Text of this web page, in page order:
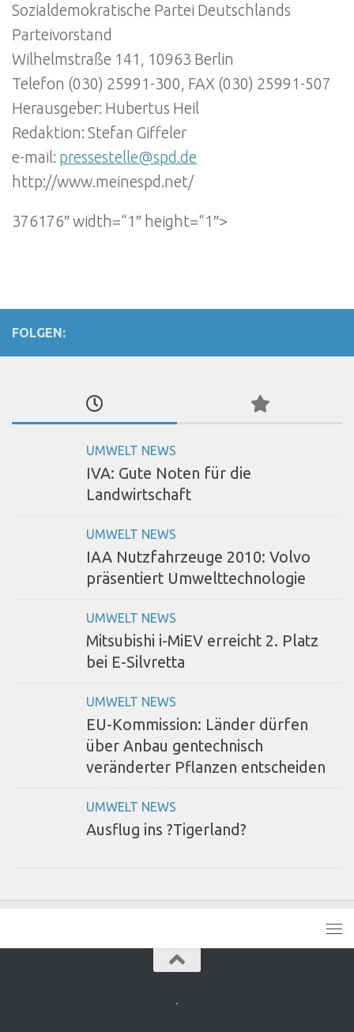
Sozialdemokratische Partei Deutschlands
Parteivorstand
Wilhelmstraße 141, 10963 Berlin
Telefon (030) 25991-300, FAX (030) 25991-507
Herausgeber: Hubertus Heil
Redaktion: Stefan Giffeler
e-mail: pressestelle@spd.de
http://www.meinespd.net/
376176″ width=“1″ height=“1″>
FOLGEN:
UMWELT NEWS
IVA: Gute Noten für die
Landwirtschaft
UMWELT NEWS
IAA Nutzfahrzeuge 2010: Volvo
präsentiert Umwelttechnologie
UMWELT NEWS
Mitsubishi i-MiEV erreicht 2. Platz
bei E-Silvretta
UMWELT NEWS
EU-Kommission: Länder dürfen
über Anbau gentechnisch
veränderter Pflanzen entscheiden
UMWELT NEWS
Ausflug ins ?Tigerland?
.